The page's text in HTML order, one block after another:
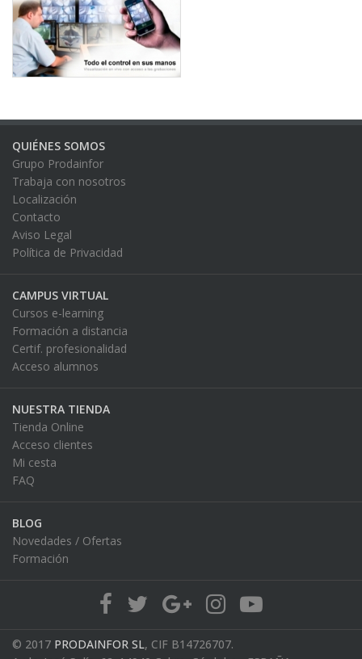
QUIÉNES SOMOS
Grupo Prodainfor
Trabaja con nosotros
Localización
Contacto
Aviso Legal
Política de Privacidad
CAMPUS VIRTUAL
Cursos e-learning
Formación a distancia
Certif. profesionalidad
Acceso alumnos
NUESTRA TIENDA
Tienda Online
Acceso clientes
Mi cesta
FAQ
BLOG
Novedades / Ofertas
Formación
© 2017 PRODAINFOR SL, CIF B14726707.